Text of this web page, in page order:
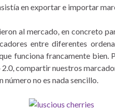
en exportar e importar
al mercado, en concreto
entre diferentes
funciona francamente bien.
compartir nuestros
número no es nada sencillo.